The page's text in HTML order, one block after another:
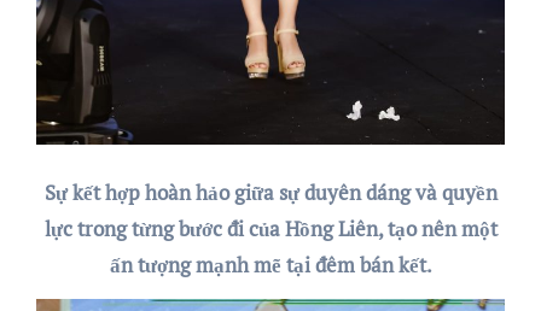
Sự kết hợp hoàn hảo giữa sự duyên dáng và quyền
lực trong từng bước đi của Hồng Liên, tạo nên một
ấn tượng mạnh mẽ tại đêm bán kết.